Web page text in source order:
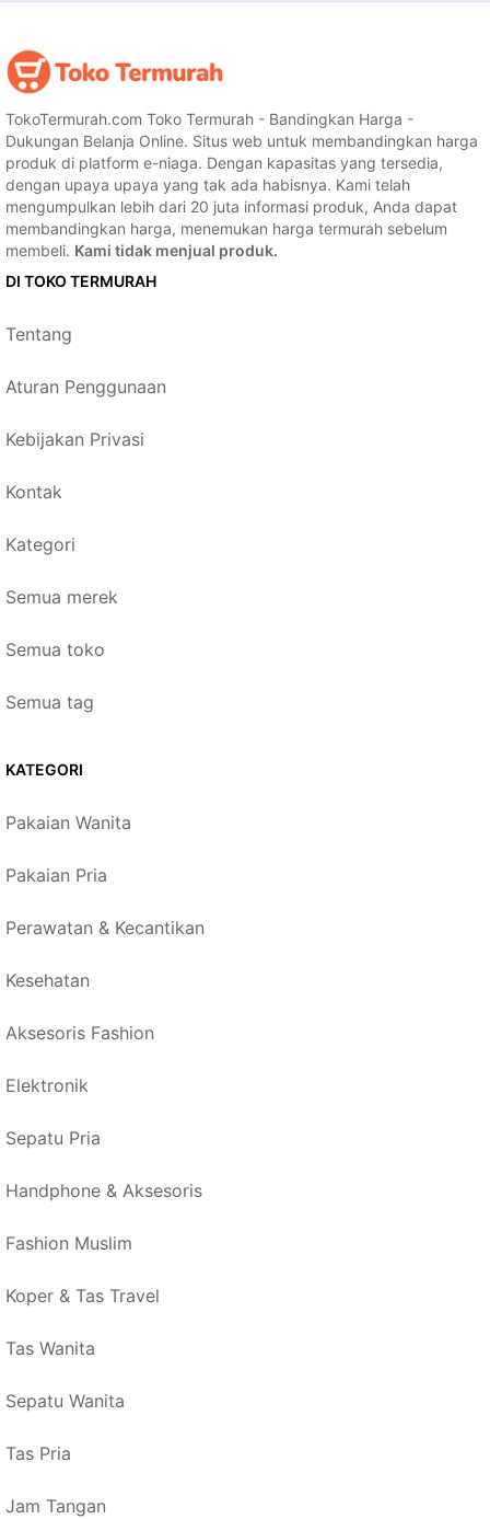
TokoTermurah.com Toko Termurah - Bandingkan Harga -
Dukungan Belanja Online. Situs web untuk membandingkan harga
produk di platform e-niaga. Dengan kapasitas yang tersedia,
dengan upaya upaya yang tak ada habisnya. Kami telah
mengumpulkan lebih dari 20 juta informasi produk, Anda dapat
membandingkan harga, menemukan harga termurah sebelum
membeli. Kami tidak menjual produk.
DI TOKO TERMURAH
Tentang
Aturan Penggunaan
Kebijakan Privasi
Kontak
Kategori
Semua merek
Semua toko
Semua tag
KATEGORI
Pakaian Wanita
Pakaian Pria
Perawatan & Kecantikan
Kesehatan
Aksesoris Fashion
Elektronik
Sepatu Pria
Handphone & Aksesoris
Fashion Muslim
Koper & Tas Travel
Tas Wanita
Sepatu Wanita
Tas Pria
Jam Tangan